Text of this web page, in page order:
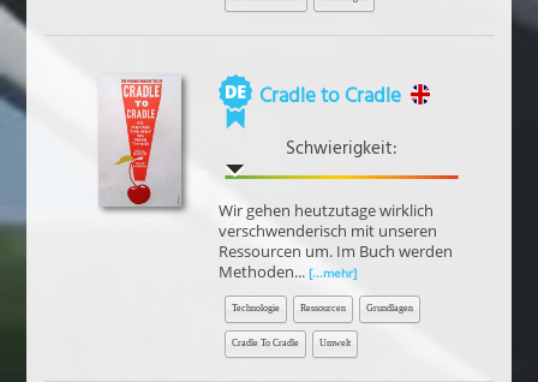
Cradle to Cradle
Schwierigkeit:
Wir gehen heutzutage wirklich
verschwenderisch mit unseren
Ressourcen um. Im Buch werden
Methoden... [...mehr]
Technologie Ressourcen Grundlagen
Cradle To Cradle Umwelt